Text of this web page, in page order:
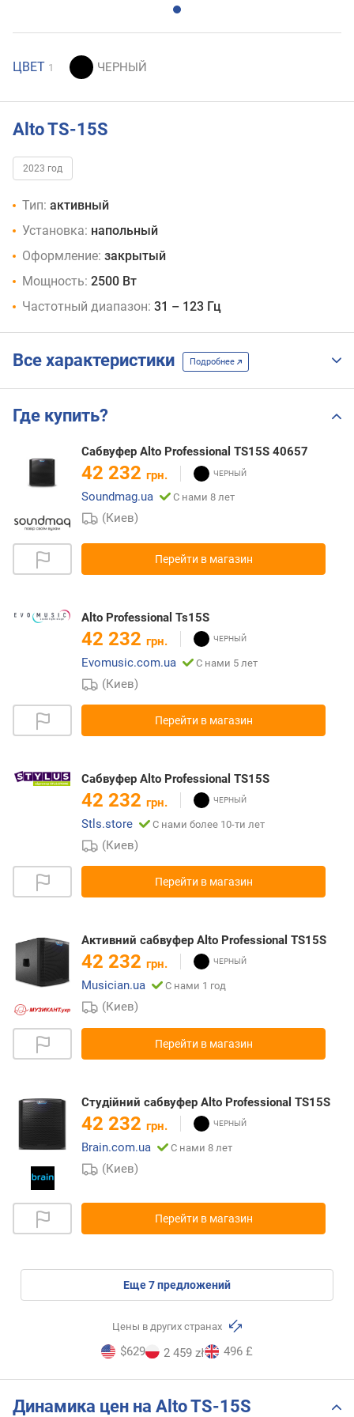
ЦВЕТ 1
Alto TS-15S
2023 год
Тип: активный
Установка: напольный
Оформление: закрытый
Мощность: 2500 Вт
Частотный диапазон: 31 – 123 Гц
Все характеристики Подробнее
Где купить?
Сабвуфер Alto Professional TS15S 40657
42 232 грн.
Soundmag.ua
С нами 8 лет
(Киев)
Перейти в магазин
Alto Professional Ts15S
42 232 грн.
Evomusic.com.ua
С нами 5 лет
(Киев)
Перейти в магазин
Сабвуфер Alto Professional TS15S
42 232 грн.
Stls.store
С нами более 10-ти лет
(Киев)
Перейти в магазин
Активний сабвуфер Alto Professional TS15S
42 232 грн.
Musician.ua
С нами 1 год
(Киев)
Перейти в магазин
Студійний сабвуфер Alto Professional TS15S
42 232 грн.
Brain.com.ua
С нами 8 лет
(Киев)
Перейти в магазин
eще7предложений
Цены в других странах
$629 2 459 zł 496 £
Динамика цен на Alto TS-15S